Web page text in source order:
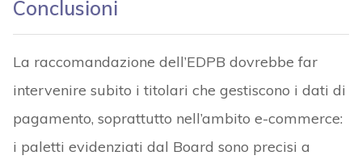
Conclusioni
La raccomandazione dell’EDPB dovrebbe far
intervenire subito i titolari che gestiscono i dati di
pagamento, soprattutto nell’ambito e-commerce:
i paletti evidenziati dal Board sono precisi a